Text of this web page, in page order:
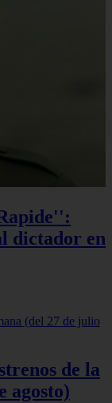
dictador en
de la
agosto)